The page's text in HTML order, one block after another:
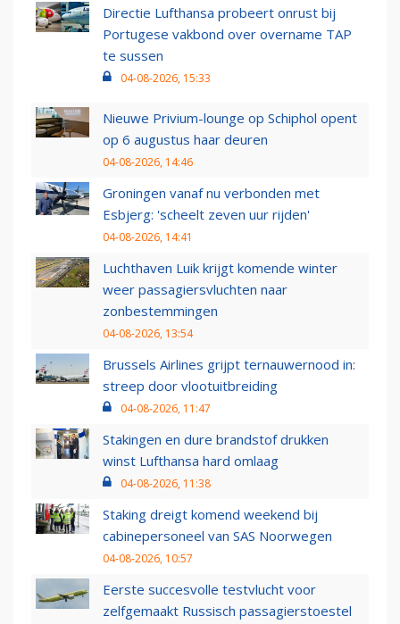
Directie Lufthansa probeert onrust bij
Portugese vakbond over overname TAP
te sussen
04-08-2026, 15:33
Nieuwe Privium-lounge op Schiphol opent
op 6 augustus haar deuren
04-08-2026, 14:46
Groningen vanaf nu verbonden met
Esbjerg: 'scheelt zeven uur rijden'
04-08-2026, 14:41
Luchthaven Luik krijgt komende winter
weer passagiersvluchten naar
zonbestemmingen
04-08-2026, 13:54
Brussels Airlines grijpt ternauwernood in:
streep door vlootuitbreiding
04-08-2026, 11:47
Stakingen en dure brandstof drukken
winst Lufthansa hard omlaag
04-08-2026, 11:38
Staking dreigt komend weekend bij
cabinepersoneel van SAS Noorwegen
04-08-2026, 10:57
Eerste succesvolle testvlucht voor
zelfgemaakt Russisch passagierstoestel